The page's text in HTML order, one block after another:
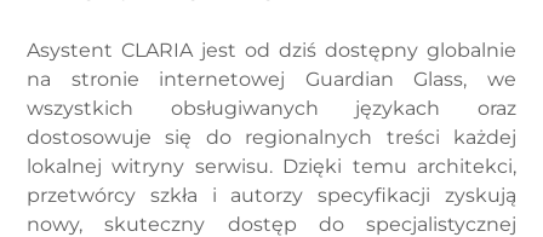
Asystent CLARIA jest od dziś dostępny globalnie
na stronie internetowej Guardian Glass, we
wszystkich obsługiwanych językach oraz
dostosowuje się do regionalnych treści każdej
lokalnej witryny serwisu. Dzięki temu architekci,
przetwórcy szkła i autorzy specyfikacji zyskują
nowy, skuteczny dostęp do specjalistycznej